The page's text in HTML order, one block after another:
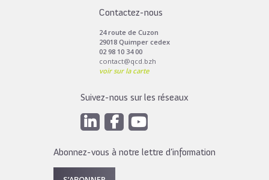
Contactez-nous
24 route de Cuzon
29018 Quimper cedex
02 98 10 34 00
contact@qcd.bzh
voir sur la carte
Suivez-nous sur les réseaux
Abonnez-vous à notre lettre d’information